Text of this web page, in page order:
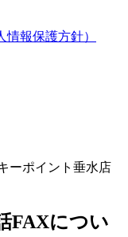
報保護方針）
ーポイント垂水店
FAXについ